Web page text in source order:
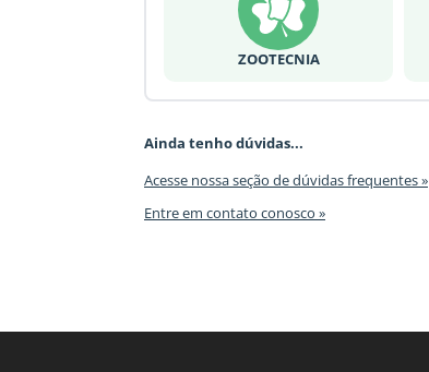
ZOOTECNIA
Ainda tenho dúvidas...
Acesse nossa seção de dúvidas frequentes »
Entre em contato conosco »